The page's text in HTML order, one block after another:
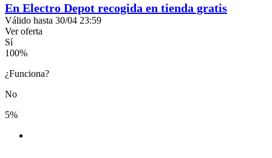
En Electro Depot recogida en tienda gratis
Válido hasta 30/04 23:59
Ver oferta
Sí
100%
¿Funciona?
No
5%